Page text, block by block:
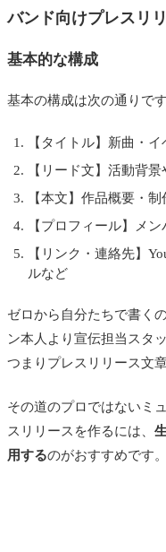
バンド向けプレスリ
基本的な構成
基本の構成は次の通りです
【タイトル】新曲・
【リード文】活動背
【本文】作品概要・
【プロフィール】メ
【リンク・連絡先】
ルなど
ゼロから自分たちで書く
ン本人より宣伝担当スタ
つまりプレスリリース文
その道のプロではないミ
スリリースを作るには、
用するのがおすすめです。